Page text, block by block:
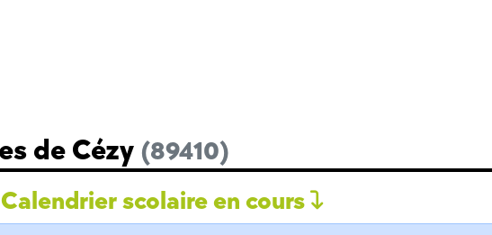
de Cézy (89410)
Calendrier scolaire en cours